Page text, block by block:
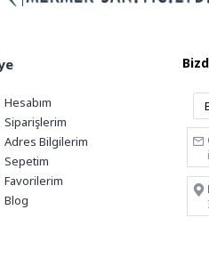
Hesabım
Siparişlerim
Adres Bilgilerim
Sepetim
Favorilerim
Blog